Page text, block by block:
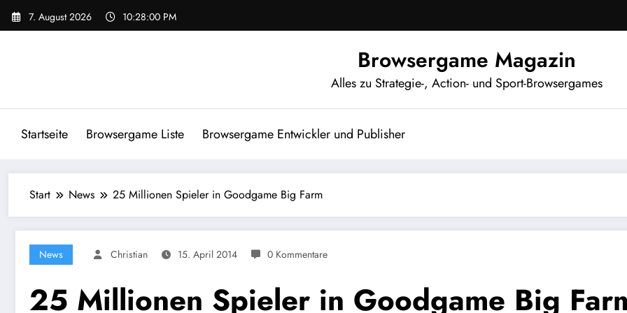
Zum
Inhalt
7. August 2026 10:28:00 PM
Browsergame Magazin
Alles zu Strategie-, Action- und Sport-Browsergames
Startseite Browsergame Liste Browsergame Entwickler und Publisher
Start News 25 Millionen Spieler in Goodgame Big Farm
News Christian 15. April 2014 0 Kommentare
25 Millionen Spieler in Goodgame Big